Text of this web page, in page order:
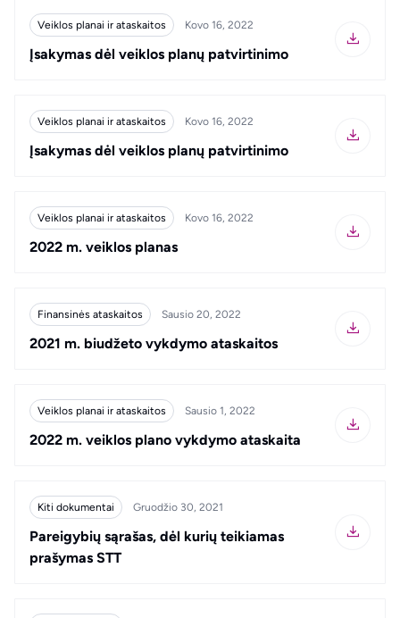
Veiklos planai ir ataskaitos Kovo 16, 2022
Įsakymas dėl veiklos planų patvirtinimo
Veiklos planai ir ataskaitos Kovo 16, 2022
Įsakymas dėl veiklos planų patvirtinimo
Veiklos planai ir ataskaitos Kovo 16, 2022
2022 m. veiklos planas
Finansinės ataskaitos Sausio 20, 2022
2021 m. biudžeto vykdymo ataskaitos
Veiklos planai ir ataskaitos Sausio 1, 2022
2022 m. veiklos plano vykdymo ataskaita
Kiti dokumentai Gruodžio 30, 2021
Pareigybių sąrašas, dėl kurių teikiamas
prašymas STT